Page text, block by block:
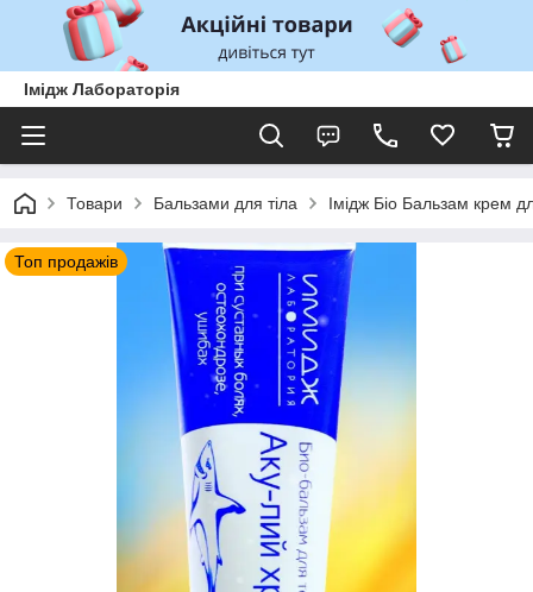
Імідж Лабораторія
Товари Бальзами для тіла Імідж Біо Бальзам крем
Топ продажів